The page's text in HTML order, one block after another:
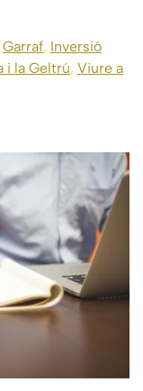
Garraf, Inversió
i la Geltrú, Viure a